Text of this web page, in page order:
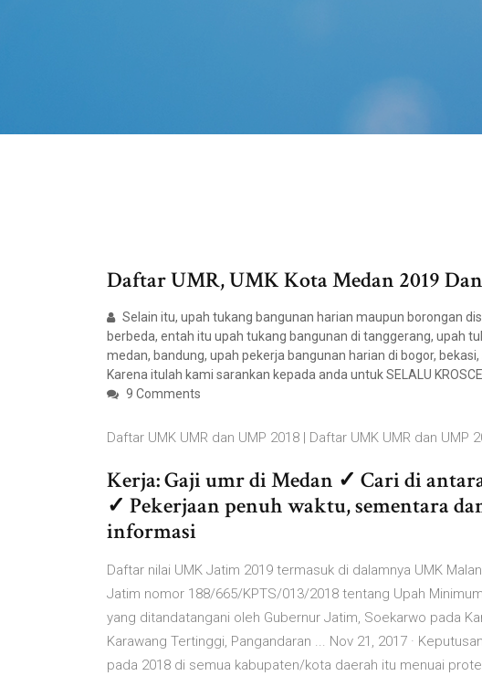
Daftar UMR, UMK Kota Medan 2019
Selain itu, upah tukang bangunan harian maupun borongan
berbeda, entah itu upah tukang bangunan di tanggerang, upah
medan, bandung, upah pekerja bangunan harian di bogor,
Karena itulah kami sarankan kepada anda untuk SELALU
9 Comments
Daftar UMK UMR dan UMP 2018 | Daftar UMK UMR dan UMP
Kerja: Gaji umr di Medan ✓ Cari di
✓ Pekerjaan penuh waktu, sementara
informasi
Daftar nilai UMK Jatim 2019 termasuk di dalamnya UMK
Jatim nomor 188/665/KPTS/013/2018 tentang Upah
yang ditandatangani oleh Gubernur Jatim, Soekarwo pada
Karawang Tertinggi, Pangandaran ... Nov 21, 2017 ·
pada 2018 di semua kabupaten/kota daerah itu menuai